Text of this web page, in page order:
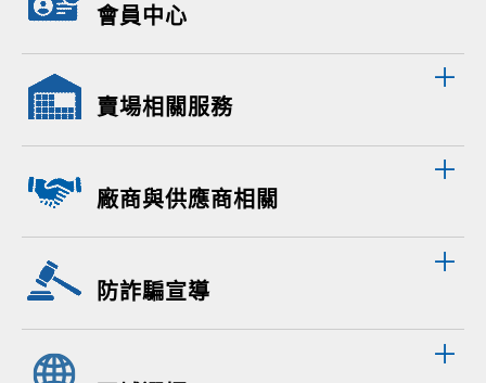
會員中心
賣場相關服務
廠商與供應商相關
防詐騙宣導